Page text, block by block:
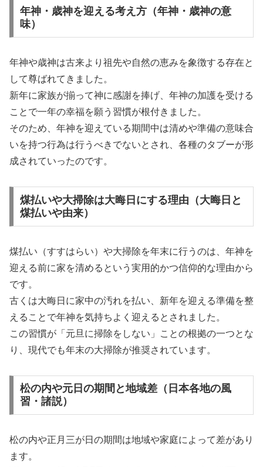
年神・歳神を迎える考え方（年神・歳神の意
味）
年神や歳神は古来より祖先や自然の恵みを象徴する存在と
して尊ばれてきました。
新年に家族が揃って神に感謝を捧げ、年神の加護を受ける
ことで一年の幸福を願う習慣が根付きました。
そのため、年神を迎えている期間中は清めや準備の意味合
いを持つ行為は行うべきでないとされ、各種のタブーが形
成されていったのです。
煤払いや大掃除は大晦日にする理由（大晦日と
煤払いや由来）
煤払い（すすはらい）や大掃除を年末に行うのは、年神を
迎える前に家を清めるという実用的かつ信仰的な理由から
です。
古くは大晦日に家中の汚れを払い、新年を迎える準備を整
えることで年神を気持ちよく迎えるとされました。
この習慣が「元旦に掃除をしない」ことの根拠の一つとな
り、現代でも年末の大掃除が推奨されています。
松の内や元日の期間と地域差（日本各地の風
習・諸説）
松の内や正月三が日の期間は地域や家庭によって差があり
ます。